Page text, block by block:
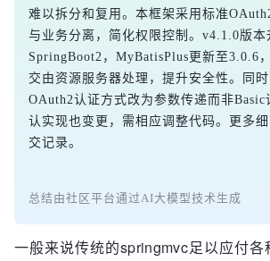
难以拆分和复用。本框架采用标准
与业务分离，简化权限控制。v4.1.0版本
SpringBoot2，MyBatisPlus更新至3.0.6
交由资源服务器处理，提升安全性。同
OAuth2认证方式改为参数传递而非Basic
认实现也变更，需相应调整代码。更多
交记录。
总结由社区平台通过AI大模型技术生成
一般来说传统的springmvc足以应付各